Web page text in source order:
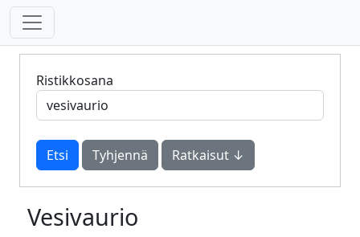
Ristikkosana
Tyhjennä Ratkaisut ↓
Vesivaurio